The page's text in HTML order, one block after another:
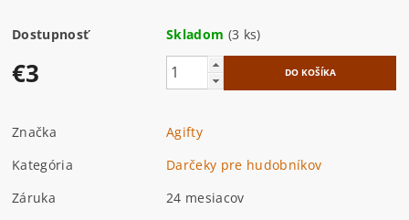
Dostupnosť Skladom (3 ks)
€3
Značka
Agifty
Kategória
Darčeky pre hudobníkov
Záruka
24 mesiacov